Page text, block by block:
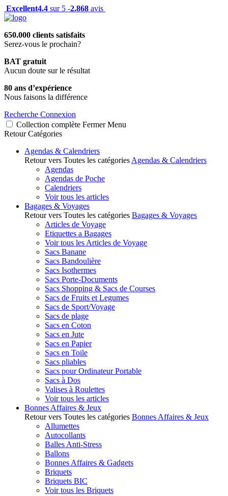
Excellent4.4 sur 5 -2.868 avis
650.000 clients satisfaits
Serez-vous le prochain?
BAT gratuit
Aucun doute sur le résultat
80 ans d’expérience
Nous faisons la différence
Recherche Connexion
Collection complète Fermer Menu
Retour Catégories
Agendas & Calendriers
Retour vers Toutes les catégories Agendas & Calendriers
Agendas
Agendas de Poche
Calendriers
Voir tous les articles
Bagages & Voyages
Retour vers Toutes les catégories Bagages & Voyages
Articles de Voyage
Etiquettes a Bagages
Voir tous les Articles de Voyage
Sacs Banane
Sacs Bandoulière
Sacs Isothermes
Sacs Porte-Documents
Sacs Shopping & Sacs de Courses
Sacs de Fruits et Legumes
Sacs de Sport/Voyage
Sacs de plage
Sacs en Coton
Sacs en Jute
Sacs en Papier
Sacs en Toile
Sacs pliables
Sacs pour Ordinateur Portable
Sacs à Dos
Valises à Roulettes
Voir tous les articles
Bonnes Affaires & Jeux
Retour vers Toutes les catégories Bonnes Affaires & Jeux
Allumettes
Autocollants
Balles Anti-Stress
Ballons
Bonnes Affaires & Gadgets
Briquets
Briquets BIC
Voir tous les Briquets